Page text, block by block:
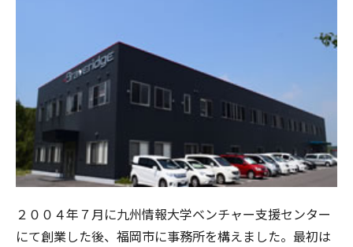
２００４年７月に九州情報大学ベンチャー支援センター
にて創業した後、福岡市に事務所を構えました。最初は